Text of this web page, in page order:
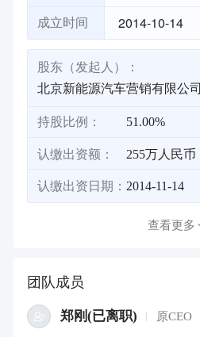
成立时间 2014-10-14
股东（发起人）：
北京新能源汽车营销有限公司
持股比例： 51.00%
认缴出资额： 255万人民币
认缴出资日期： 2014-11-14
查看更多
团队成员
郑刚(已离职) 原CEO